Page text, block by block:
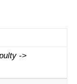
->